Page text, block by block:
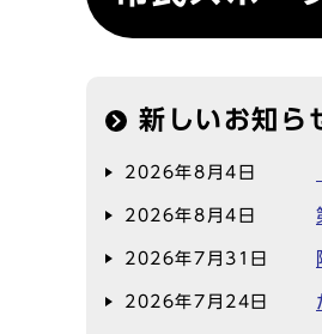
新しいお知ら
2026年8月4日
2026年8月4日
2026年7月31日
2026年7月24日